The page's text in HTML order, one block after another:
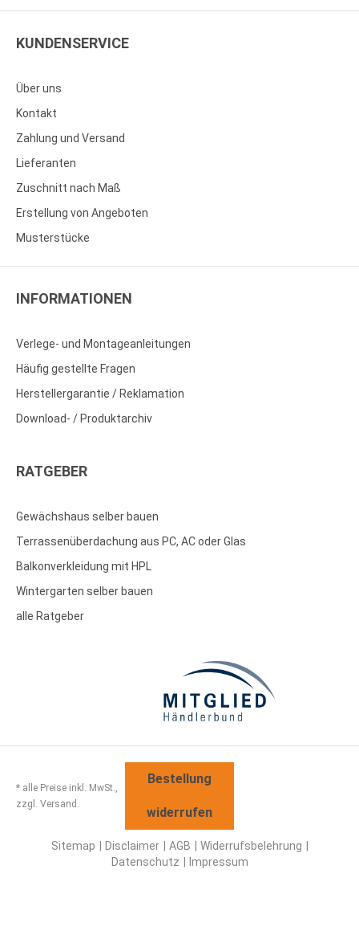
KUNDENSERVICE
Über uns
Kontakt
Zahlung und Versand
Lieferanten
Zuschnitt nach Maß
Erstellung von Angeboten
Musterstücke
INFORMATIONEN
Verlege- und Montageanleitungen
Häufig gestellte Fragen
Herstellergarantie / Reklamation
Download- / Produktarchiv
RATGEBER
Gewächshaus selber bauen
Terrassenüberdachung aus PC, AC oder Glas
Balkonverkleidung mit HPL
Wintergarten selber bauen
alle Ratgeber
* alle Preise inkl. MwSt.,
zzgl. Versand.
Bestellung
widerrufen
Sitemap Disclaimer AGB
Widerrufsbelehrung
Datenschutz
Impressum